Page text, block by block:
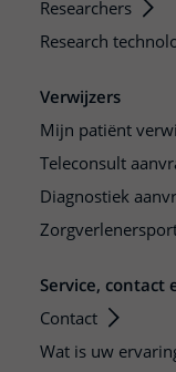
Researchers
Research
Verwijzers
Mijn patiënt
Teleconsult
Diagnostiek
Service, contact
Contact
Wat is uw